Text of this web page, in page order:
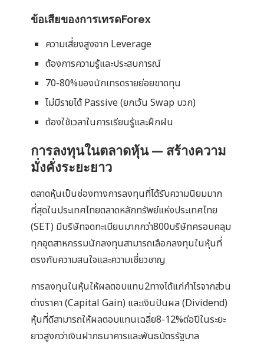
ข้อเสียของการเทรดForex
ความเสี่ยงสูงจาก Leverage
ต้องการความรู้และประสบการณ์
70-80%ของนักเทรดรายย่อยขาดทุน
ไม่มีรายได้ Passive (ยกเว้น Swap บวก)
ต้องใช้เวลาในการเรียนรู้และฝึกฝน
การลงทุนในตลาดหุ้น — สร้างความ
มั่งคั่งระยะยาว
ตลาดหุ้นเป็นช่องทางการลงทุนที่ได้รับความนิยมมาก
ที่สุดในประเทศไทยตลาดหลักทรัพย์แห่งประเทศไทย
(SET) มีบริษัทจดทะเบียนมากกว่า800บริษัทครอบคลุม
ทุกอุตสาหกรรมนักลงทุนสามารถเลือกลงทุนในหุ้นที่
ตรงกับความสนใจและความเชี่ยวชาญ
การลงทุนในหุ้นให้ผลตอบแทน2ทางได้แก่กำไรจากส่วน
ต่างราคา (Capital Gain) และเงินปันผล (Dividend)
หุ้นที่ดีสามารถให้ผลตอบแทนเฉลี่ย8-12%ต่อปีในระยะ
ยาวสูงกว่าเงินฝากธนาคารและพันธบัตรรัฐบาล